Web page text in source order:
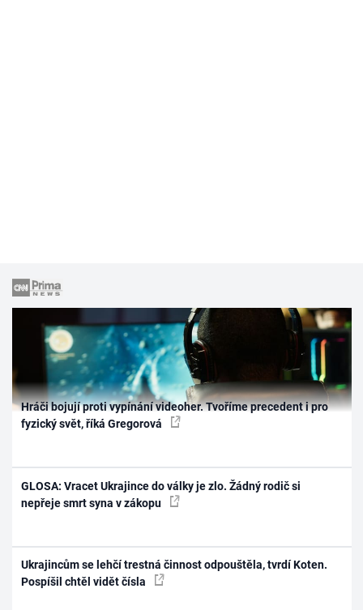
Hráči bojují proti vypínání videoher. Tvoříme precedent i pro
fyzický svět, říká Gregorová
GLOSA: Vracet Ukrajince do války je zlo. Žádný rodič si
nepřeje smrt syna v zákopu
Ukrajincům se lehčí trestná činnost odpouštěla, tvrdí Koten.
Pospíšil chtěl vidět čísla